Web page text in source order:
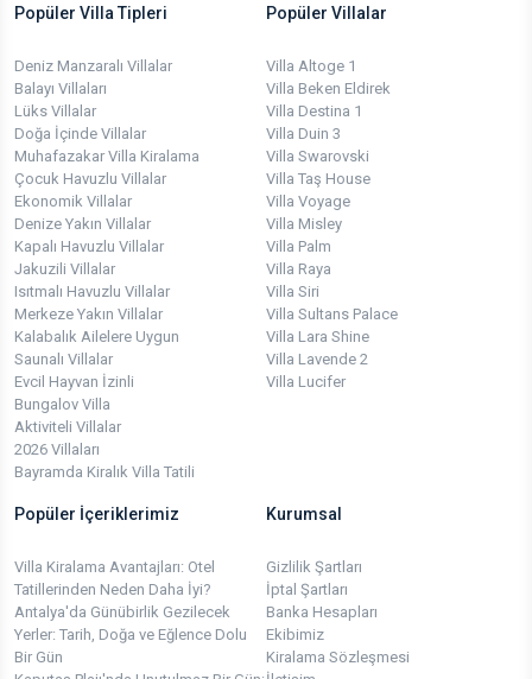
Popüler Villa Tipleri
Deniz Manzaralı Villalar
Balayı Villaları
Lüks Villalar
Doğa İçinde Villalar
Muhafazakar Villa Kiralama
Çocuk Havuzlu Villalar
Ekonomik Villalar
Denize Yakın Villalar
Kapalı Havuzlu Villalar
Jakuzili Villalar
Isıtmalı Havuzlu Villalar
Merkeze Yakın Villalar
Kalabalık Ailelere Uygun
Saunalı Villalar
Evcil Hayvan İzinli
Bungalov Villa
Aktiviteli Villalar
2026 Villaları
Bayramda Kiralık Villa Tatili
Popüler Villalar
Villa Altoge 1
Villa Beken Eldirek
Villa Destina 1
Villa Duin 3
Villa Swarovski
Villa Taş House
Villa Voyage
Villa Misley
Villa Palm
Villa Raya
Villa Siri
Villa Sultans Palace
Villa Lara Shine
Villa Lavende 2
Villa Lucifer
Popüler İçeriklerimiz
Villa Kiralama Avantajları: Otel
Tatillerinden Neden Daha İyi?
Antalya'da Günübirlik Gezilecek
Yerler: Tarih, Doğa ve Eğlence Dolu
Bir Gün
Kurumsal
Gizlilik Şartları
İptal Şartları
Banka Hesapları
Ekibimiz
Kiralama Sözleşmesi